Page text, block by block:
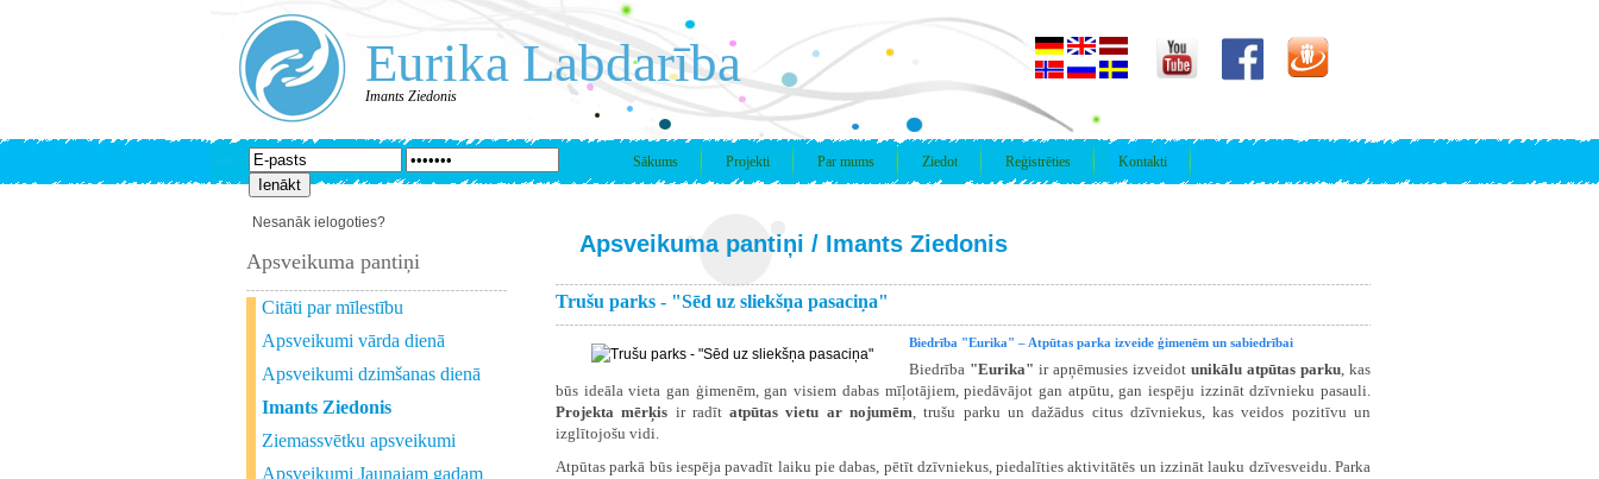
Eurika Labdarība
Imants Ziedonis
Sākums Projekti Par mums Ziedot Reģistrēties Kontakti
Nesanāk ielogoties?
Apsveikuma pantiņi
Citāti par mīlestību
Apsveikumi vārda dienā
Apsveikumi dzimšanas dienā
Imants Ziedonis
Ziemassvētku apsveikumi
Apsveikumi Jaunajam gadam
Apsveikuma pantiņi / Imants Ziedonis
Trušu parks - "Sēd uz sliekšņa pasaciņa"
Biedrība "Eurika" – Atpūtas parka izveide ģimenēm un sabiedrībai
Biedrība "Eurika" ir apņēmusies izveidot unikālu atpūtas parku, kas
būs ideāla vieta gan ģimenēm, gan visiem dabas mīļotājiem, piedāvājot gan atpūtu, gan iespēju izzināt dzīvnieku pasauli.
Projekta mērķis ir radītatpūtas vietu ar nojumēm, trušu parku un dažādus citus dzīvniekus, kas veidos pozitīvu un
izglītojošu vidi.
Atpūtas parkā būs iespēja pavadīt laiku pie dabas, pētīt dzīvniekus, piedalīties aktivitātēs un izzināt lauku dzīvesveidu. Parka